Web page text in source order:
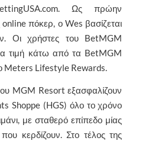
Ως πρώην
πόκερ, ο Wes βασίζεται
Οι χρήστες του BetMGM
τιμή κάτω από τα BetMGM
Meters Lifestyle Rewards.
MGM Resort εξασφαλίζουν
Shoppe (HGS) όλο το χρόνο
με σταθερό επίπεδο μίας
κερδίζουν. Στο τέλος της